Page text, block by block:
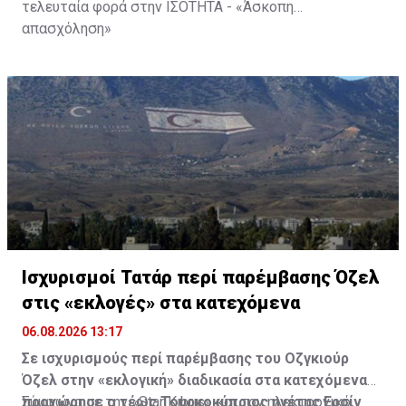
τελευταία φορά στην ΙΣΟΤΗΤΑ - «Άσκοπη
απασχόληση»
Ισχυρισμοί Τατάρ περί παρέμβασης Όζελ
στις «εκλογές» στα κατεχόμενα
06.08.2026 13:17
Σε ισχυρισμούς περί παρέμβασης του Οζγκιούρ
Όζελ στην «εκλογική» διαδικασία στα κατεχόμενα
προχώρησε ο τέως Τουρκοκύπριος ηγέτης Ερσίν
Σύμφωνα με την «Star Kıbrıs» και τον ηλεκτρονικό